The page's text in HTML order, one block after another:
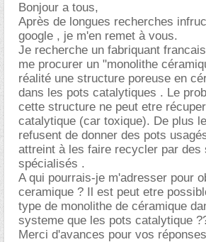
Bonjour a tous,
Après de longues recherches
google , je m'en remet à vous.
Je recherche un fabriquant
me procurer un "monolithe
réalité une structure poreuse en
dans les pots catalytiques . Le
cette structure ne peut etre
catalytique (car toxique). De plus
refusent de donner des pots
attreint à les faire recycler par des
spécialisés .
A qui pourrais-je m'adresser pour
ceramique ? Il est peut etre
type de monolithe de céramique
systeme que les pots catalytique
Merci d'avances pour vos réponses